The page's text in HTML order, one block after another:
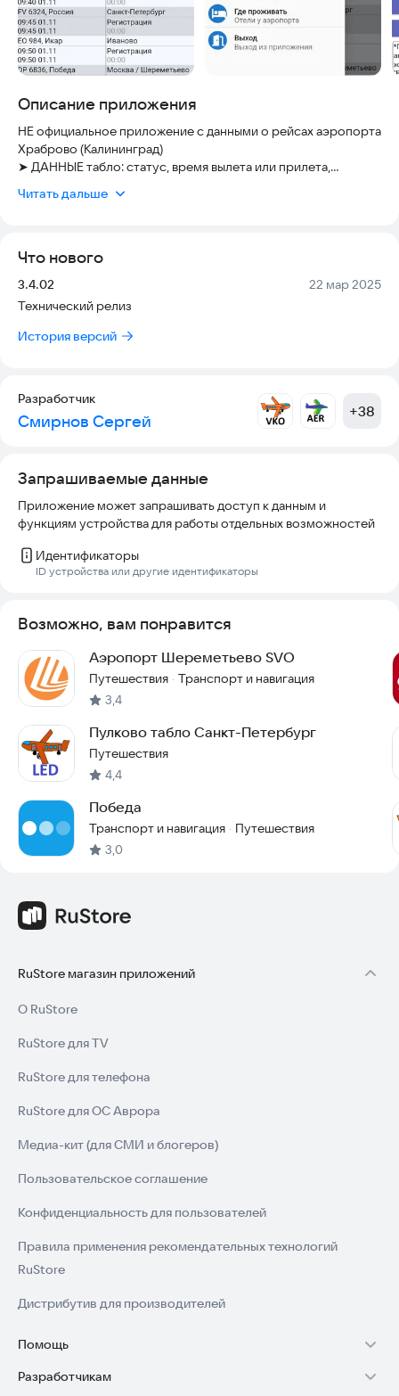
Описание приложения
НЕ официальное приложение с данными о рейсах аэропорта
Храброво (Калининград)
➤ ДАННЫЕ табло: статус, время вылета или прилета,
подробностях о рейсе (клик по строке табло) - стойки
периодического опроса сайтов в фоновом режиме)
➤ РАСПИСАНИЕ
➤ ПОИСК БИЛЕТОВ
➤ прогноз ПОГОДЫ в районе аэропорта
➤ цены на ОТЕЛИ рядом с аэропортом
➤ разница во времени с вашим гаджетом
Читать дальше
Что нового
Версия:
3.4.02 Дата:
22 мар 2025
Технический релиз
История версий
Разработчик
Смирнов Сергей +38
Запрашиваемые данные
Приложение может запрашивать доступ к данным и
функциям устройства для работы отдельных возможностей
Идентификаторы
ID устройства или другие идентификаторы
Возможно, вам понравится
Аэропорт Шереметьево SVO
Путешествия · Транспорт и навигация
3,4
Пулково табло Санкт-Петербург
Путешествия
4,4
Победа
Транспорт и навигация · Путешествия
3,0
RuStore магазин приложений
О RuStore
RuStore для TV
RuStore для телефона
RuStore для ОС Аврора
Медиа-кит (для СМИ и блогеров)
Пользовательское соглашение
Конфиденциальность для пользователей
Правила применения рекомендательных технологий
RuStore
Дистрибутив для производителей
Помощь
Установка RuStore на TV
Разработчикам